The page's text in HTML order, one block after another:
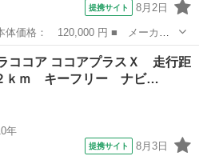
提携サイト 8月2日
ト ■ グレード名： Ｇスペシャ
数： 5D ■ ミッション： CV...
ココア ココアプラスＸ 走行距
ｋｍ キーフリー ナビ…
年
提携サイト 8月3日